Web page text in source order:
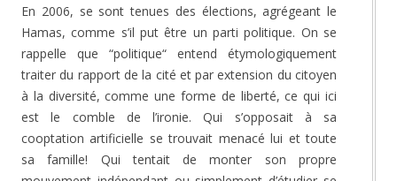
En 2006, se sont tenues des élections, agrégeant le
Hamas, comme s’il put être un parti politique. On se
rappelle que “politique“ entend étymologiquement
traiter du rapport de la cité et par extension du citoyen
à la diversité, comme une forme de liberté, ce qui ici
est le comble de l’ironie. Qui s’opposait à sa
cooptation artificielle se trouvait menacé lui et toute
sa famille! Qui tentait de monter son propre